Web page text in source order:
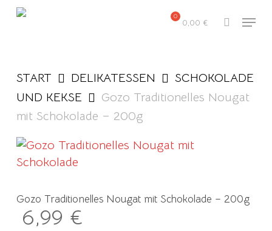
Skip
0,00 € search
Menu
START DELIKATESSEN
SCHOKOLADE
UND KEKSE
Gozo Traditionelles Nougat
mit Schokolade – 200g
Gozo Traditionelles Nougat mit Schokolade – 200g
6,99 €